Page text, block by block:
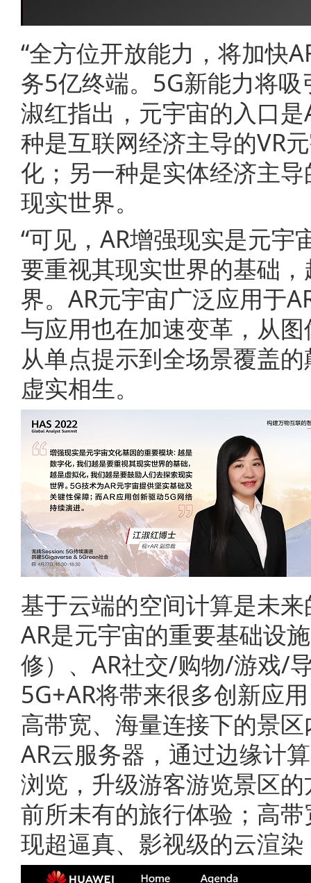
“全方位开放能力，将加快
务5亿终端。5G新能力将
淑红指出，元宇宙的入口
种是互联网经济主导的VR
化；另一种是实体经济主
现实世界。
“可见，AR增强现实是元
要重视其现实世界的基础
界。AR元宇宙广泛应用于
与应用也在加速变革，从
从单点提示到全场景覆盖
虚实相生。
基于云端的空间计算是未
AR是元宇宙的重要基础设
修）、AR社交/购物/游戏/
5G+AR将带来很多创新应
高带宽、海量连接下的景
AR云服务器，通过边缘计
浏览，升级游客游览景区
前所未有的旅行体验；高
现超逼真、影视级的云渲